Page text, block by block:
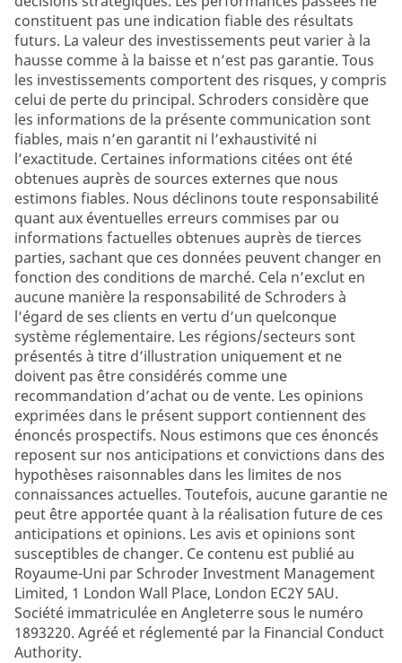
constituent pas une indication fiable des résultats
futurs. La valeur des investissements peut varier à la
hausse comme à la baisse et n’est pas garantie. Tous
les investissements comportent des risques, y compris
celui de perte du principal. Schroders considère que
les informations de la présente communication sont
fiables, mais n’en garantit ni l’exhaustivité ni
l’exactitude. Certaines informations citées ont été
obtenues auprès de sources externes que nous
estimons fiables. Nous déclinons toute responsabilité
quant aux éventuelles erreurs commises par ou
informations factuelles obtenues auprès de tierces
parties, sachant que ces données peuvent changer en
fonction des conditions de marché. Cela n’exclut en
aucune manière la responsabilité de Schroders à
l’égard de ses clients en vertu d’un quelconque
système réglementaire. Les régions/secteurs sont
présentés à titre d’illustration uniquement et ne
doivent pas être considérés comme une
recommandation d’achat ou de vente. Les opinions
exprimées dans le présent support contiennent des
énoncés prospectifs. Nous estimons que ces énoncés
reposent sur nos anticipations et convictions dans des
hypothèses raisonnables dans les limites de nos
connaissances actuelles. Toutefois, aucune garantie ne
peut être apportée quant à la réalisation future de ces
anticipations et opinions. Les avis et opinions sont
susceptibles de changer. Ce contenu est publié au
Royaume-Uni par Schroder Investment Management
Limited, 1 London Wall Place, London EC2Y 5AU.
Société immatriculée en Angleterre sous le numéro
1893220. Agréé et réglementé par la Financial Conduct
Authority.